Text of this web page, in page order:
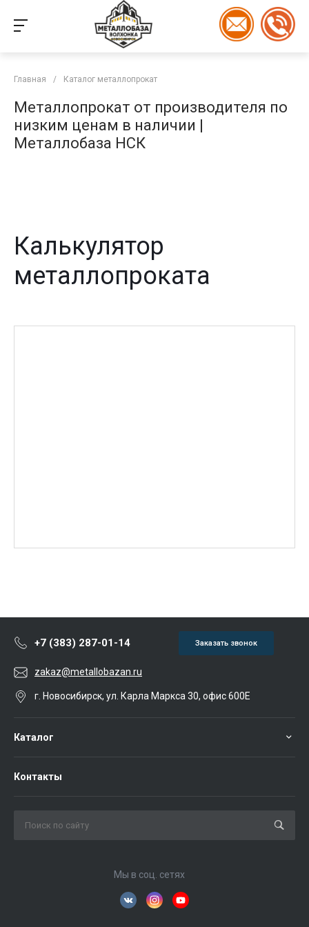
Главная / Каталог металлопрокат
Металлопрокат от производителя по
низким ценам в наличии |
Металлобаза НСК
Калькулятор
металлопроката
+7 (383) 287-01-14 Заказать звонок
zakaz@metallobazan.ru
г. Новосибирск, ул. Карла Маркса 30, офис 600Е
Каталог
Контакты
Мы в соц. сетях